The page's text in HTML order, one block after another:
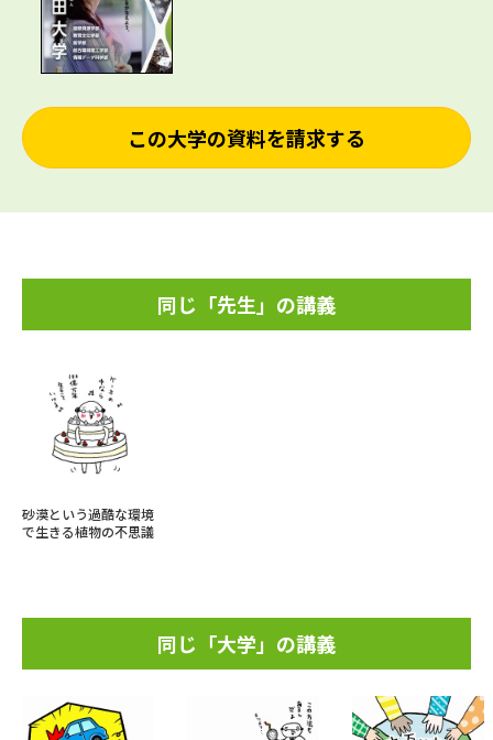
この大学の資料を請求する
同じ「先生」の講義
砂漠という過酷な環境
で生きる植物の不思議
同じ「大学」の講義